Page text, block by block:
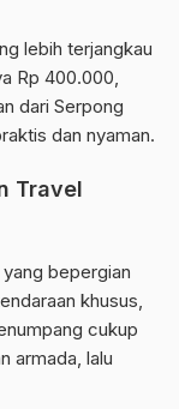
lebih terjangkau
Rp 400.000,
dari Serpong
dan nyaman.
Travel
bepergian
khusus,
cukup
armada, lalu